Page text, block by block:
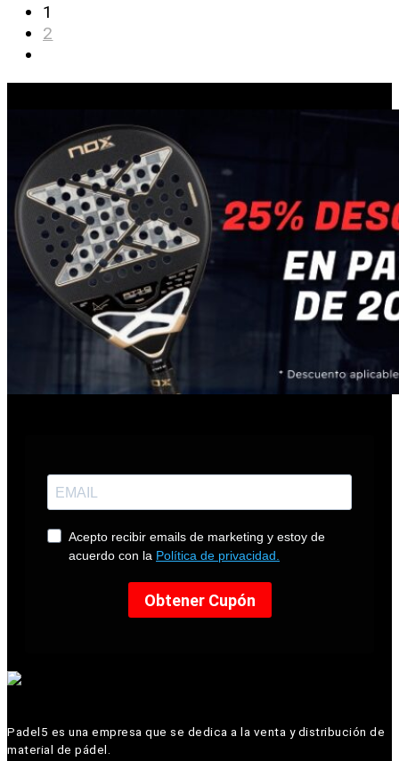
1
2
Padel5 es una empresa que se dedica a la venta y distribución de
material de pádel.